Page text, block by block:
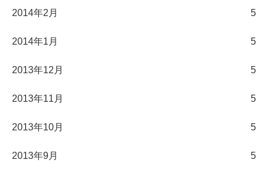
2014年2月 5
2014年1月 5
2013年12月 5
2013年11月 5
2013年10月 5
2013年9月 5